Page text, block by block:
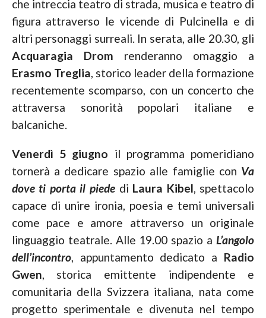
che intreccia teatro di strada, musica e teatro di
figura attraverso le vicende di Pulcinella e di
altri personaggi surreali. In serata, alle 20.30, gli
Acquaragia Drom renderanno omaggio a
Erasmo Treglia, storico leader della formazione
recentemente scomparso, con un concerto che
attraversa sonorità popolari italiane e
balcaniche.
Venerdì 5 giugno il programma pomeridiano
tornerà a dedicare spazio alle famiglie con Va
dove ti porta il piededi Laura Kibel, spettacolo
capace di unire ironia, poesia e temi universali
come pace e amore attraverso un originale
linguaggio teatrale. Alle 19.00 spazio aL’angolo
dell’incontro, appuntamento dedicato a Radio
Gwen, storica emittente indipendente e
comunitaria della Svizzera italiana, nata come
progetto sperimentale e divenuta nel tempo